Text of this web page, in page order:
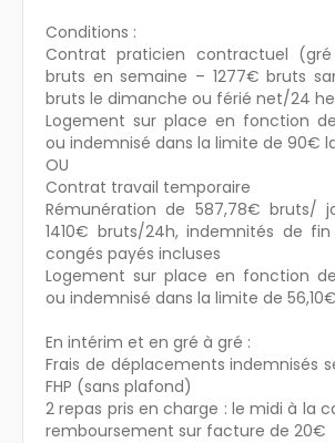
Conditions :
Contrat praticien contractuel (gré
bruts en semaine – 1277€ bruts
bruts le dimanche ou férié net/24
Logement sur place en fonction
ou indemnisé dans la limite de 90€
OU
Contrat travail temporaire
Rémunération de 587,78€ bruts/
1410€ bruts/24h, indemnités de
congés payés incluses
Logement sur place en fonction
ou indemnisé dans la limite de
En intérim et en gré à gré :
Frais de déplacements indemnisés
FHP (sans plafond)
2 repas pris en charge : le midi à la
remboursement sur facture de 20€